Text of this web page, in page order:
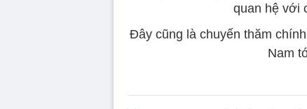
quan hệ với
Đây cũng là chuyến thăm
Nam